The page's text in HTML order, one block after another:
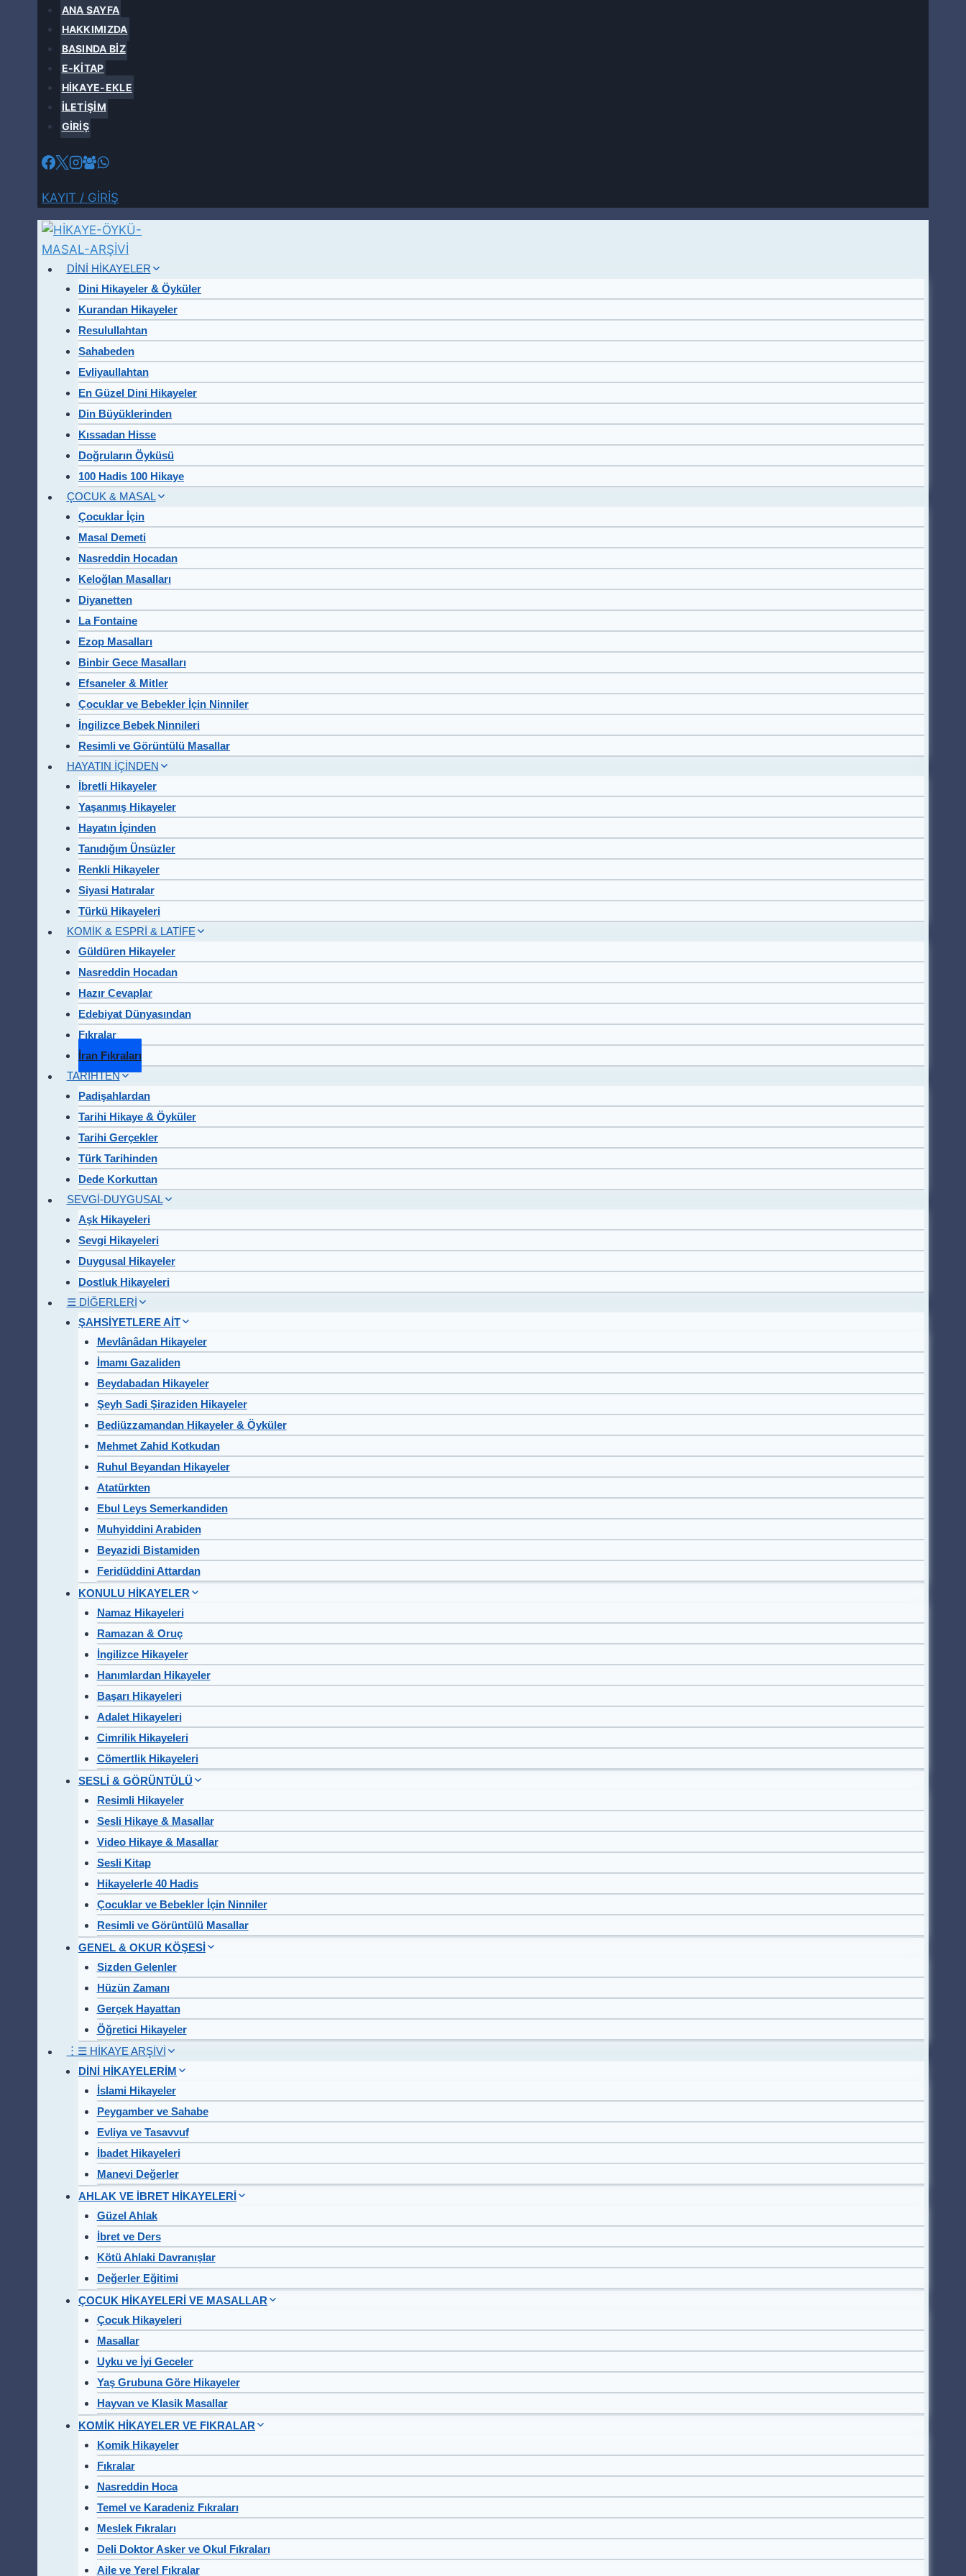
ANA SAYFA
HAKKIMIZDA
BASINDA BİZ
E-KİTAP
HİKAYE-EKLE
İLETİŞİM
GİRİŞ
KAYIT / GİRİŞ
DİNİ HİKAYELER
Dini Hikayeler & Öyküler
Kurandan Hikayeler
Resulullahtan
Sahabeden
Evliyaullahtan
En Güzel Dini Hikayeler
Din Büyüklerinden
Kıssadan Hisse
Doğruların Öyküsü
100 Hadis 100 Hikaye
ÇOCUK & MASAL
Çocuklar İçin
Masal Demeti
Nasreddin Hocadan
Keloğlan Masalları
Diyanetten
La Fontaine
Ezop Masalları
Binbir Gece Masalları
Efsaneler & Mitler
Çocuklar ve Bebekler İçin Ninniler
İngilizce Bebek Ninnileri
Resimli ve Görüntülü Masallar
HAYATIN İÇİNDEN
İbretli Hikayeler
Yaşanmış Hikayeler
Hayatın İçinden
Tanıdığım Ünsüzler
Renkli Hikayeler
Siyasi Hatıralar
Türkü Hikayeleri
KOMİK & ESPRİ & LATİFE
Güldüren Hikayeler
Nasreddin Hocadan
Hazır Cevaplar
Edebiyat Dünyasından
Fıkralar
İran Fıkraları
TARİHTEN
Padişahlardan
Tarihi Hikaye & Öyküler
Tarihi Gerçekler
Türk Tarihinden
Dede Korkuttan
SEVGİ-DUYGUSAL
Aşk Hikayeleri
Sevgi Hikayeleri
Duygusal Hikayeler
Dostluk Hikayeleri
☰ DİĞERLERİ
ŞAHSİYETLERE AİT
Mevlânâdan Hikayeler
İmamı Gazaliden
Beydabadan Hikayeler
Şeyh Sadi Şiraziden Hikayeler
Bediüzzamandan Hikayeler & Öyküler
Mehmet Zahid Kotkudan
Ruhul Beyandan Hikayeler
Atatürkten
Ebul Leys Semerkandiden
Muhyiddini Arabiden
Beyazidi Bistamiden
Feridüddini Attardan
KONULU HİKAYELER
Namaz Hikayeleri
Ramazan & Oruç
İngilizce Hikayeler
Hanımlardan Hikayeler
Başarı Hikayeleri
Adalet Hikayeleri
Cimrilik Hikayeleri
Cömertlik Hikayeleri
SESLİ & GÖRÜNTÜLÜ
Resimli Hikayeler
Sesli Hikaye & Masallar
Video Hikaye & Masallar
Sesli Kitap
Hikayelerle 40 Hadis
Çocuklar ve Bebekler İçin Ninniler
Resimli ve Görüntülü Masallar
GENEL & OKUR KÖŞESİ
Sizden Gelenler
Hüzün Zamanı
Gerçek Hayattan
Öğretici Hikayeler
︙☰ HİKAYE ARŞİVİ
DİNİ HİKAYELERİM
İslami Hikayeler
Peygamber ve Sahabe
Evliya ve Tasavvuf
İbadet Hikayeleri
Manevi Değerler
AHLAK VE İBRET HİKAYELERİ
Güzel Ahlak
İbret ve Ders
Kötü Ahlaki Davranışlar
Değerler Eğitimi
ÇOCUK HİKAYELERİ VE MASALLAR
Çocuk Hikayeleri
Masallar
Uyku ve İyi Geceler
Yaş Grubuna Göre Hikayeler
Hayvan ve Klasik Masallar
KOMİK HİKAYELER VE FIKRALAR
Komik Hikayeler
Fıkralar
Nasreddin Hoca
Temel ve Karadeniz Fıkraları
Meslek Fıkraları
Deli Doktor Asker ve Okul Fıkraları
Aile ve Yerel Fıkralar